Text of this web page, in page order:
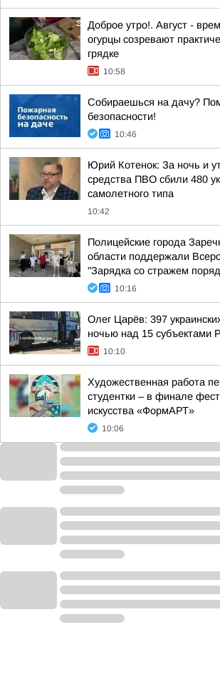
Доброе утро!. Август -
огурцы созревают
грядке
10:58
Собираешься на дачу?
безопасности!
10:46
Юрий Котенок: За ночь и
средства ПВО сбили 480
самолетного типа
10:42
Полицейские города
области поддержали
"Зарядка со стражем
10:16
Олег Царёв: 397
ночью над 15 субъектами
10:10
Художественная работа
студентки – в финале
искусства «ФормАРТ»
10:06